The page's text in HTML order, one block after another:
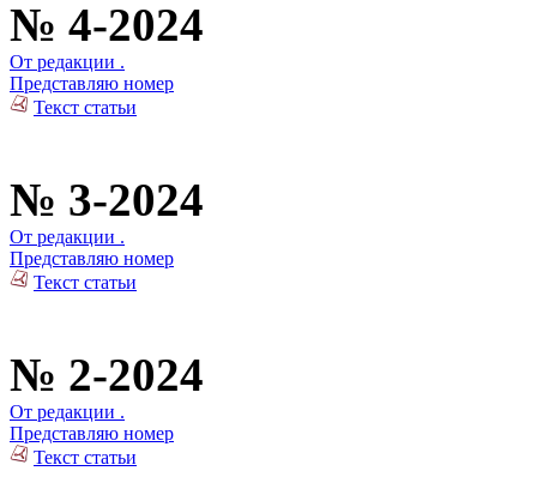
№ 4-2024
От редакции .
Представляю номер
Текст статьи
№ 3-2024
От редакции .
Представляю номер
Текст статьи
№ 2-2024
От редакции .
Представляю номер
Текст статьи